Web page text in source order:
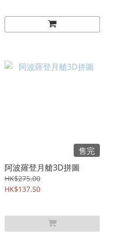
售完
阿波羅登月艙3D拼圖
HK$275.00
HK$137.50